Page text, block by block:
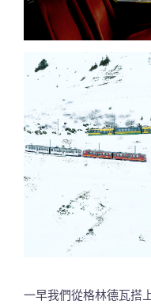
一早我們從格林德瓦搭